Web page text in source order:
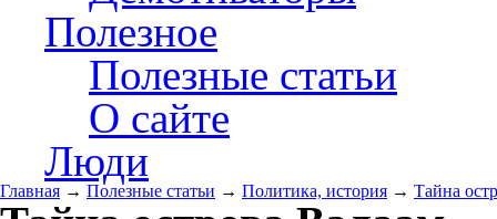
Полезное
Полезные статьи
О сайте
Люди
Главная → Полезные статьи → Политика, история → Тайна